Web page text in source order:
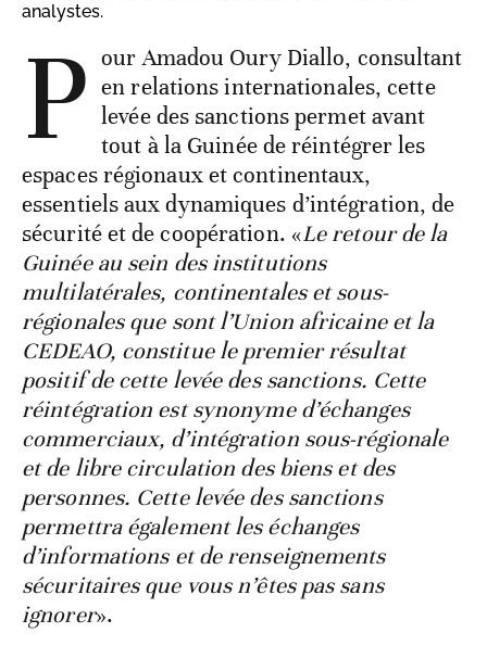
analystes.
P our Amadou Oury Diallo, consultant
en relations internationales, cette
levée des sanctions permet avant
tout à la Guinée de réintégrer les
espaces régionaux et continentaux,
essentiels aux dynamiques d’intégration, de
sécurité et de coopération. «Le retour de la
Guinée au sein des institutions
multilatérales, continentales et sous-
régionales que sont l’Union africaine et la
CEDEAO, constitue le premier résultat
positif de cette levée des sanctions. Cette
réintégration est synonyme d’échanges
commerciaux, d’intégration sous-régionale
et de libre circulation des biens et des
personnes. Cette levée des sanctions
permettra également les échanges
d’informations et de renseignements
sécuritaires que vous n’êtes pas sans
ignorer».